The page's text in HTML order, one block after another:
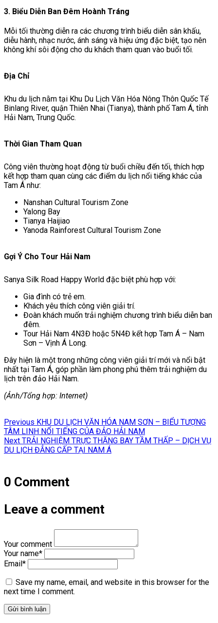
3. Biểu Diễn Ban Đêm Hoành Tráng
Mỗi tối thường diễn ra các chương trình biểu diễn sân khấu,
diễu hành, nhạc nước, ánh sáng và hiệu ứng đặc biệt, tạo nên
không khí sôi động cho du khách tham quan vào buổi tối.
Địa Chỉ
Khu du lịch nằm tại Khu Du Lịch Văn Hóa Nông Thôn Quốc Tế
Binlang River, quận Thiên Nhai (Tianya), thành phố Tam Á, tỉnh
Hải Nam, Trung Quốc.
Thời Gian Tham Quan
Công viên thường hoạt động từ buổi chiều đến tối, thích hợp
kết hợp tham quan cùng các điểm du lịch nổi tiếng khác của
Tam Á như:
Nanshan Cultural Tourism Zone
Yalong Bay
Tianya Haijiao
Yanoda Rainforest Cultural Tourism Zone
Gợi Ý Cho Tour Hải Nam
Sanya Silk Road Happy World đặc biệt phù hợp với:
Gia đình có trẻ em.
Khách yêu thích công viên giải trí.
Đoàn khách muốn trải nghiệm chương trình biểu diễn ban
đêm.
Tour Hải Nam 4N3Đ hoặc 5N4Đ kết hợp Tam Á – Nam
Sơn – Vịnh Á Long.
Đây hiện là một trong những công viên giải trí mới và nổi bật
nhất tại Tam Á, góp phần làm phong phú thêm trải nghiệm du
lịch trên đảo Hải Nam.
(Ảnh/Tổng hợp: Internet)
Điều
hướng
bài
viết
Previous Previous
post:
KHU DU LỊCH VĂN HÓA NAM SƠN – BIỂU TƯỢNG
TÂM LINH NỔI TIẾNG CỦA ĐẢO HẢI NAM
Next Next
post:
TRẢI NGHIỆM TRỰC THĂNG BAY TẦM THẤP – DỊCH VỤ
DU LỊCH ĐẲNG CẤP TẠI NAM Á
0 Comment
Leave a comment
Your comment
Your name*
Email*
Save my name, email, and website in this browser for the
next time I comment.